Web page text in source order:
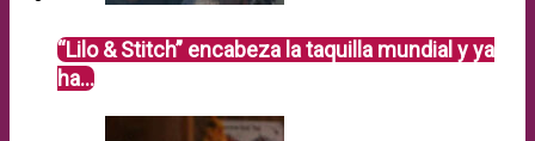
“Lilo & Stitch” encabeza la taquilla mundial y ya
ha…